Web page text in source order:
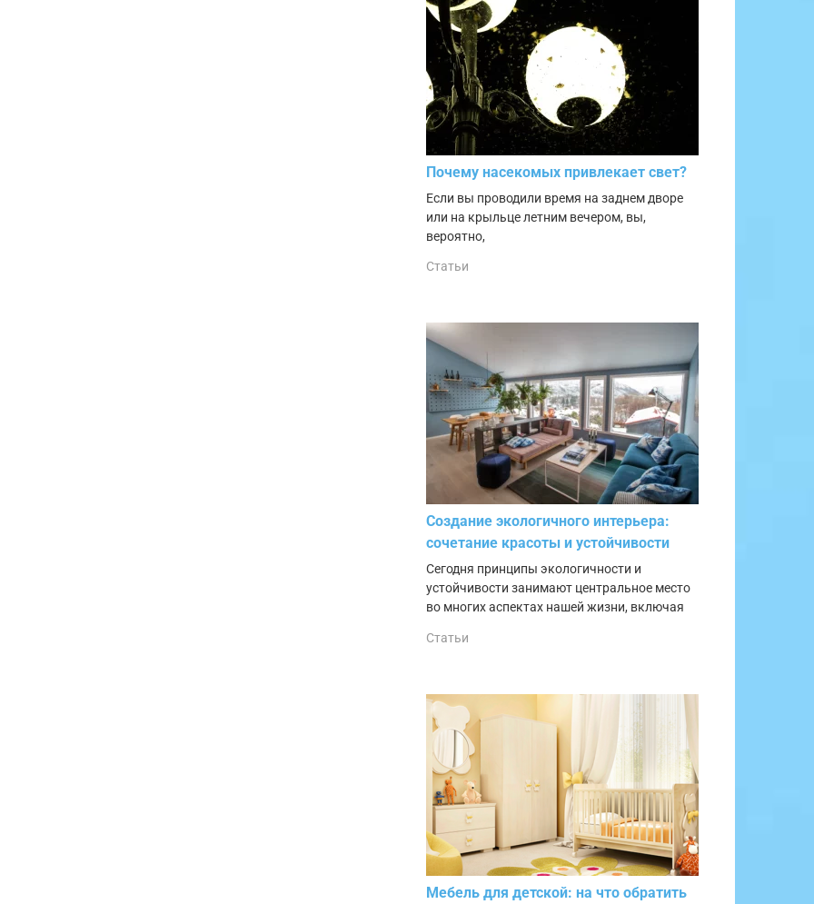
Почему насекомых привлекает свет?
Если вы проводили время на заднем дворе
или на крыльце летним вечером, вы,
вероятно,
Статьи
Создание экологичного интерьера:
сочетание красоты и устойчивости
Сегодня принципы экологичности и
устойчивости занимают центральное место
во многих аспектах нашей жизни, включая
Статьи
Мебель для детской: на что обратить